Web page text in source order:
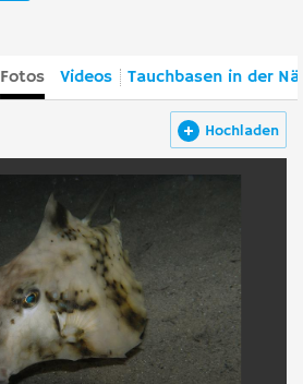
Fotos Videos Tauchbasen in der
Hochladen